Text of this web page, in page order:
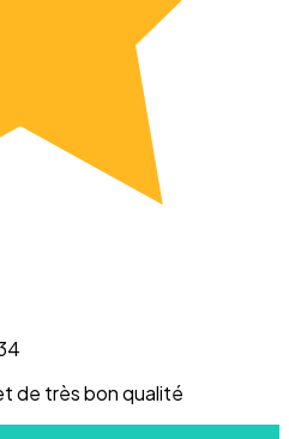
de très bon qualité